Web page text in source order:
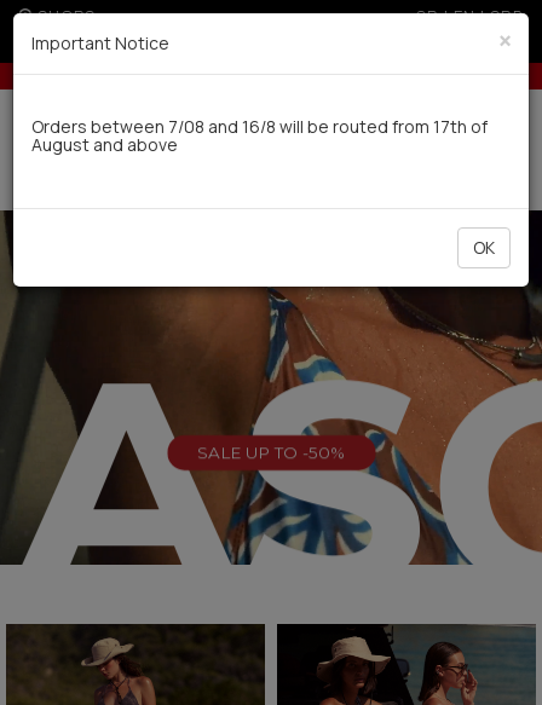
SHOPS GR|EN|SRB
Up to 6 interest-free installments with credit cards for
(sale season)
Delivery in 7-9 working days via UPS
SALE UP TO -50%
×
Important Notice
Orders between 7/08 and 16/8 will be routed from 17th of
August and above
OK